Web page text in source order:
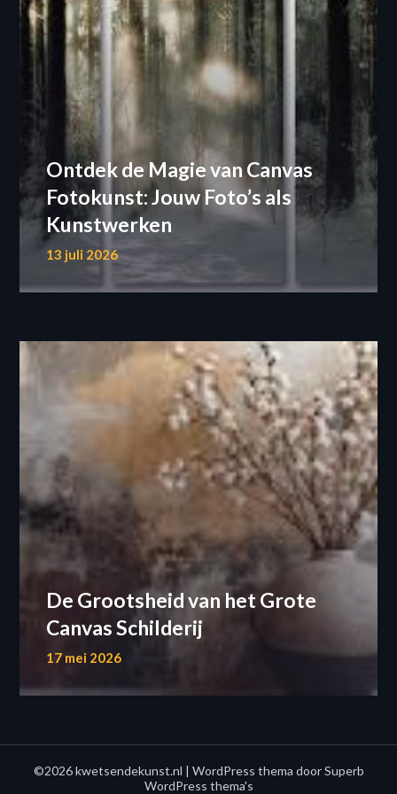
Ontdek de Magie van Canvas
Fotokunst: Jouw Foto’s als
Kunstwerken
13 juli 2026
De Grootsheid van het Grote
Canvas Schilderij
17 mei 2026
©2026 kwetsendekunst.nl | WordPress thema doorSuperb
WordPress thema's